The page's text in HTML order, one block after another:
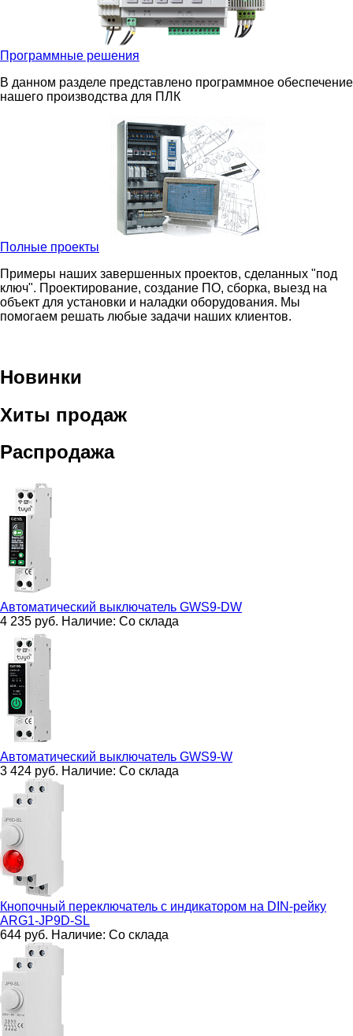
Программные решения
В данном разделе представлено программное обеспечение
нашего производства для ПЛК
Полные проекты
Примеры наших завершенных проектов, сделанных "под
ключ". Проектирование, создание ПО, сборка, выезд на
объект для установки и наладки оборудования. Мы
помогаем решать любые задачи наших клиентов.
Новинки
Хиты продаж
Распродажа
Автоматический выключатель GWS9-DW
4 235 руб. Наличие: Со склада
Автоматический выключатель GWS9-W
3 424 руб. Наличие: Со склада
Кнопочный переключатель с индикатором на DIN-рейку
ARG1-JP9D-SL
644 руб. Наличие: Со склада